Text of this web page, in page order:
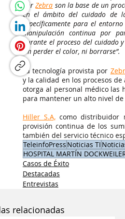
por Zebra son la base de un
en el ámbito del cuidado de
específicamente para el
manipulación continua por
durante el proceso del cuidado
sin perder el color, ni borrarse”.
La tecnología provista por
y la calidad en los procesos
otorga al personal médico las
para mantener un alto nivel
Hiller S.A, como distribuidor
provisión continua de los
también del servicio técnico
TeleinfoPress Noticias TI
HOSPITAL MARTÍN
Casos de Éxito
Destacadas
Entrevistas
relacionadas